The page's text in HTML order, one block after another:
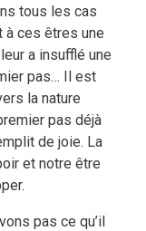
tous les cas
à ces êtres une
a insufflé une
pas… Il est
la nature
pas déjà
de joie. La
et notre être
pas ce qu’il